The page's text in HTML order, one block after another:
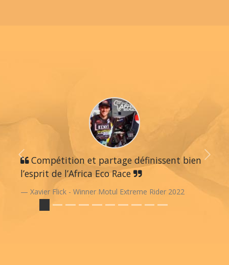
Compétition et partage définissent bien
l’esprit de l’Africa Eco Race
Xavier Flick - Winner Motul Extreme Rider 2022
Previous Next